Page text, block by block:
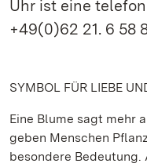
Uhr ist eine
+49(0)62 21. 6 58
SYMBOL FÜR LIEBE
Eine Blume sagt mehr
geben Menschen
besondere Bedeutung.